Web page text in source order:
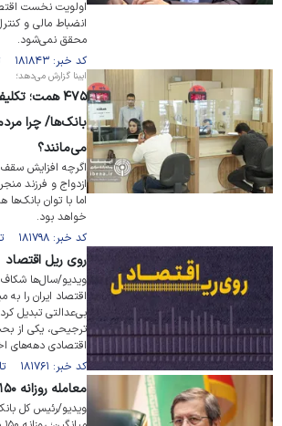
اولویت نخست
انضباط مالی و
محقق نمی‌شود.
کد خبر: ۱۸۱۸۴۳ تاریخ انتشار : ۱۴۰۴/۱۲/۰۹
ایبنا گزارش می‌دهد؛
۴۷۵ همت؛
بانک‌ها/ چرا
می‌مانند؟
اگرچه افزایش
ازدواج و فرزند
اما با توان
خواهد بود.
کد خبر: ۱۸۱۷۹۸ تاریخ انتشار : ۱۴۰۴/۱۲/۰۶
روی ریل اقتصاد
ویدیو/سال‌ها شکاف
اقتصاد ایران را به
بی‌عدالتی تبدیل
ترجیحی، یکی از
اقتصادی دهه‌های
کد خبر: ۱۸۱۷۶۱ تاریخ انتشار : ۱۴۰۴/۱۲/۰۶
معامله روزانه ۱۵۰ میلیون دلار ارز تجاری
ویدیو/رئیس کل